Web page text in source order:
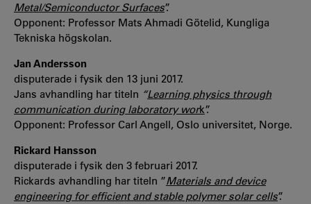
Metal/Semiconductor Surfaces”.
Opponent: Professor Mats Ahmadi Götelid, Kungliga
Tekniska högskolan.
Jan Andersson
disputerade i fysik den 13 juni 2017.
Jans avhandling har titeln “Learning physics through
communication during laboratory work”.
Opponent: Professor Carl Angell, Oslo universitet, Norge.
Rickard Hansson
disputerade i fysik den 3 februari 2017.
Rickards avhandling har titeln ”Materials and device
engineering for efficient and stable polymer solar cells”.